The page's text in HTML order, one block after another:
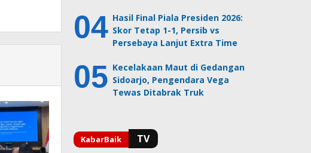
Hasil Final Piala Presiden 2026:
Skor Tetap 1-1, Persib vs
Persebaya Lanjut Extra Time
Kecelakaan Maut di Gedangan
Sidoarjo, Pengendara Vega
Tewas Ditabrak Truk